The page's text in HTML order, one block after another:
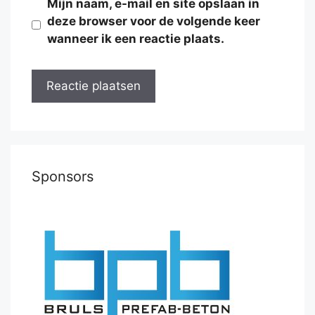
Mijn naam, e-mail en site opslaan in
deze browser voor de volgende keer
wanneer ik een reactie plaats.
Sponsors